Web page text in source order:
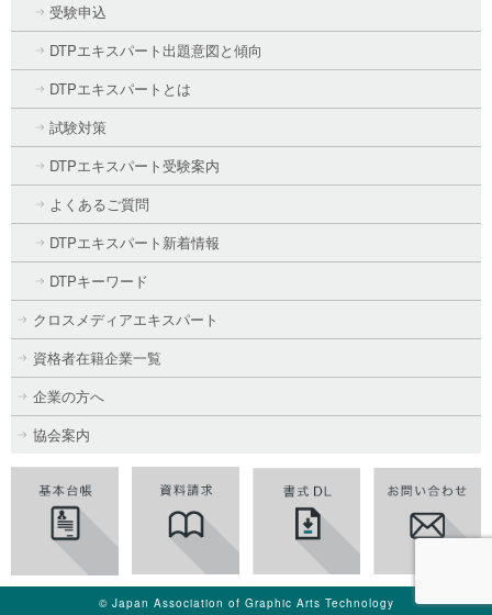
受験申込
DTPエキスパート出題意図と傾向
DTPエキスパートとは
試験対策
DTPエキスパート受験案内
よくあるご質問
DTPエキスパート新着情報
DTPキーワード
クロスメディアエキスパート
資格者在籍企業一覧
企業の方へ
協会案内
© Japan Association of Graphic Arts Technology